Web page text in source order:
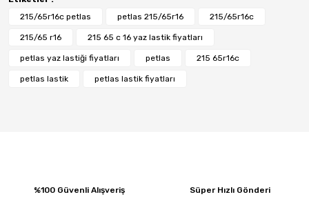
215/65r16c petlas
petlas 215/65r16 215/65r16c
215/65 r16 215 65 c 16 yaz lastik fiyatları
petlas yaz lastiği fiyatları petlas 215 65r16c
petlas lastik petlas lastik fiyatları
%100 Güvenli Alışveriş Süper Hızlı Gönderi